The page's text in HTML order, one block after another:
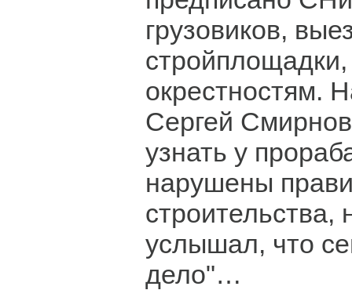
грузовиков,
стройплощадки,
окрестностям.
Сергей
узнать у
нарушены
строительства,
услышал, что
дело"…